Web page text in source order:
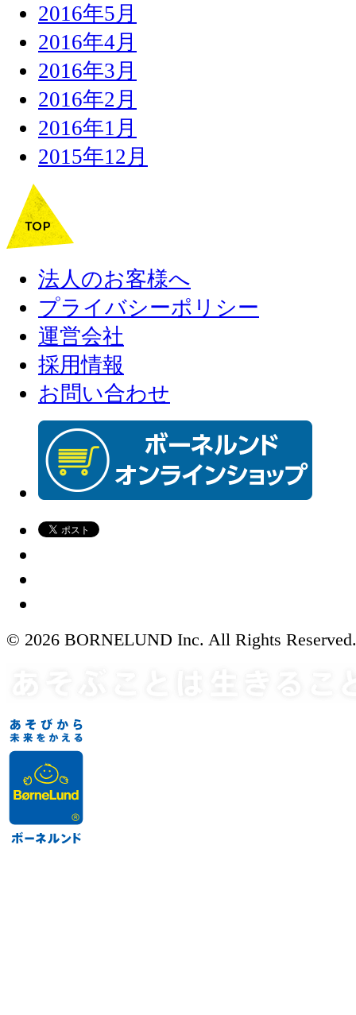
2016年5月
2016年4月
2016年3月
2016年2月
2016年1月
2015年12月
法人のお客様へ
プライバシーポリシー
運営会社
採用情報
お問い合わせ
© 2026 BORNELUND Inc. All Rights Reserved.